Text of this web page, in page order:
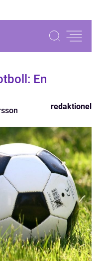
En
redaktionel